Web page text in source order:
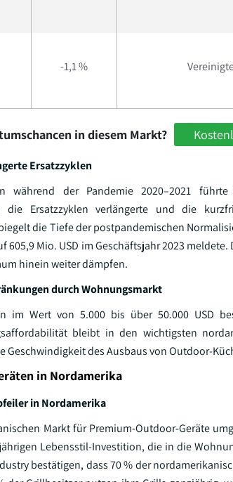
-1,1 %
in diesem Markt?
Ersatzzyklen
während der Pandemie 2020–2021
die Ersatzzyklen verlängerte und die
die Tiefe der postpandemischen
605,9 Mio. USD im Geschäftsjahr 2023
hinein weiter dämpfen.
durch Wohnungsmarkt
im Wert von 5.000 bis über 50.000 USD
bleibt in den wichtigsten
des Ausbaus von Outdoor-
in Nordamerika
in Nordamerika
Markt für Premium-Outdoor-Geräte
Lebensstil-Investition, die in die
bestätigen, dass 70 % der